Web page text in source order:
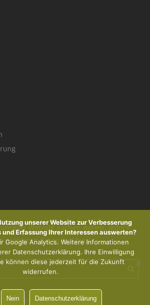
unserer Website suchen wollen, jedoch
probieren Sie es mal hier:
by Freepik
unserer Website zur Verbesserung
Erfassung Ihrer Interessen auswerten?
Google Analytics. Weitere Informationen
Datenschutzerklärung. Ihre Einwilligung
können diese jederzeit für die Zukunft
widerrufen.
Nein Datenschutzerklärung